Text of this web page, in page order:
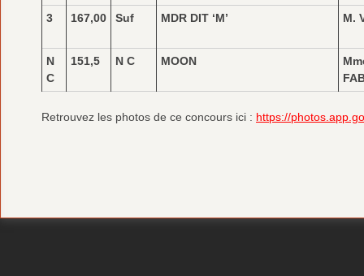
3
167,00 Suf MDR DIT ‘M’ M.
N
C
151,5 N C MOON
Retrouvez les photos de ce concours ici : https://